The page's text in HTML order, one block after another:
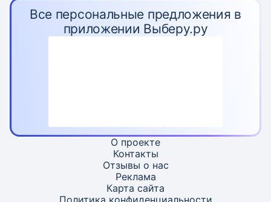
Все персональные предложения в
приложении Выберу.ру
О проекте
Контакты
Отзывы о нас
Реклама
Карта сайта